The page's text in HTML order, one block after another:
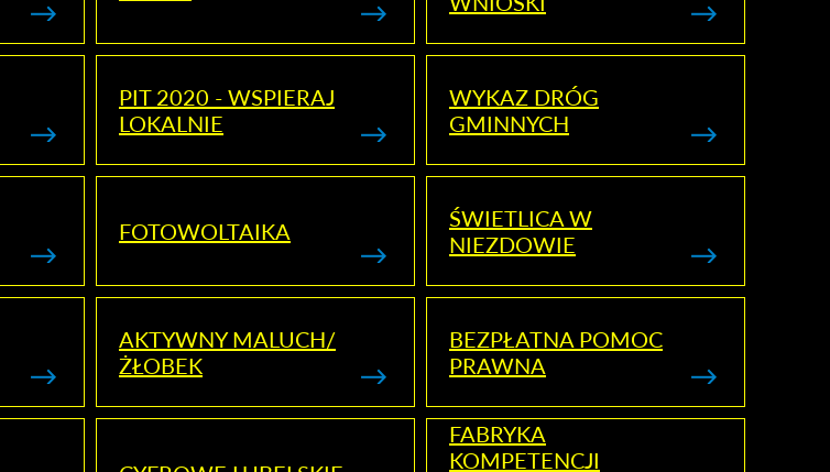
PIT 2020 - WSPIERAJ
LOKALNIE
WYKAZ DRÓG
GMINNYCH
FOTOWOLTAIKA
ŚWIETLICA W
NIEZDOWIE
AKTYWNY MALUCH/
ŻŁOBEK
BEZPŁATNA POMOC
PRAWNA
FABRYKA
KOMPETENCJI